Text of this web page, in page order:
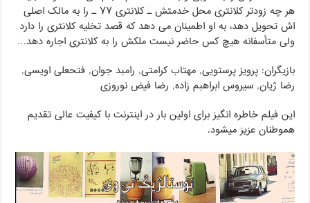
هر چه زودتر کلانتری محل خدمتش ـ کلانتری ۷۷ ـ را به مالک اصلی
اش تحویل دهد، به او اطمینان می دهد که قصد تخلیه کلانتری را دارد
ولی متأسفانه هیچ کس حاضر نیست ملکش را به کلانتری اجاره دهد…
بازیگران: پرویز پرستویی, مهتاب کرامتی, رامبد جوان, فتحعلی اویسی,
رضا ژیان, سیروس ابراهبم زاده, رضا فیض نوروزی
این فیلم خاطره انگیز برای اولین بار در اینترنت با کیفیت عالی تقدیم
هموطنان عزیز میشود.